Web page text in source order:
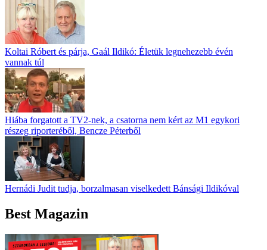
Koltai Róbert és párja, Gaál Ildikó: Életük legnehezebb évén
vannak túl
Hiába forgatott a TV2-nek, a csatorna nem kért az M1 egykori
részeg riporteréből, Bencze Péterből
Hernádi Judit tudja, borzalmasan viselkedett Bánsági Ildikóval
Best Magazin